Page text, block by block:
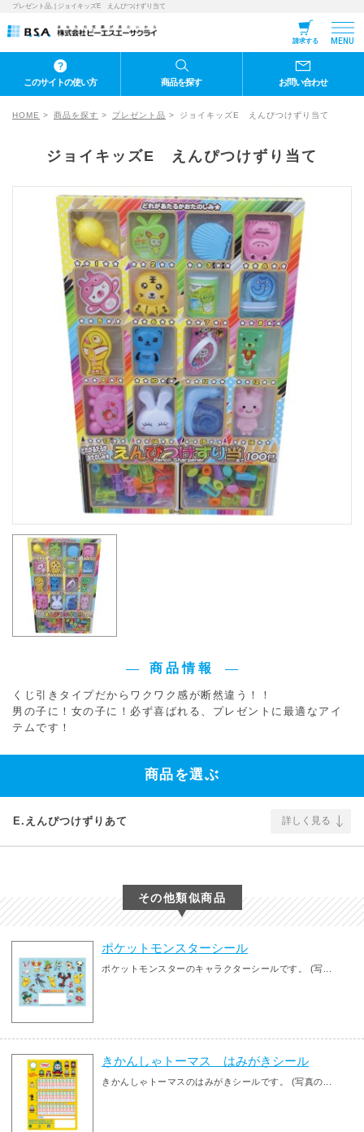
プレゼント品, | ジョイキッズE えんぴつけずり当て
請求する MENU
このサイトの使い方 商品を探す お問い合わせ
HOME 商品を探す プレゼント品 ジョイキッズE えんぴつけずり当て
ジョイキッズE えんぴつけずり当て
商品情報
くじ引きタイプだからワクワク感が断然違う！！
男の子に！女の子に！必ず喜ばれる、プレゼントに最適なアイ
テムです！
商品を選ぶ
E.えんぴつけずりあて 詳しく見る
その他類似商品
ポケットモンスターシール
ポケットモンスターのキャラクターシールです。 (写...
きかんしゃトーマス はみがきシール
きかんしゃトーマスのはみがきシールです。 (写真の...